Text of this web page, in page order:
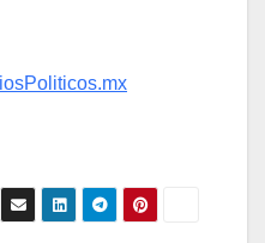
o
m